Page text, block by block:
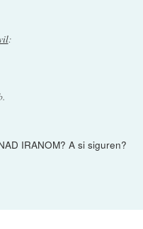
:
IRANOM? A si siguren?